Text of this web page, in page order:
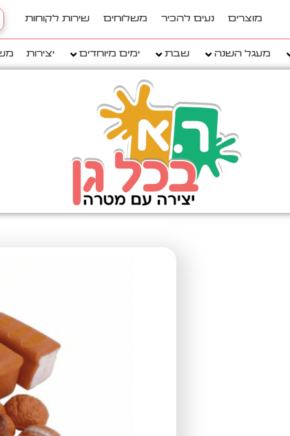
מוצרים נעים להכיר משלוחים שירות לקוחות
מעגל השנה שבת ימים מיוחדים יצירות